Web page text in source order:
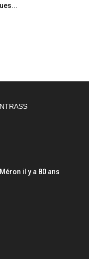
il y a 80 ans